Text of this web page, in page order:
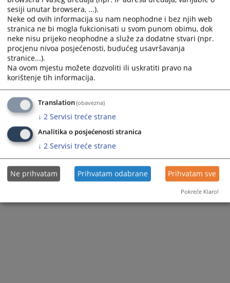
2358PREGLEDA
sesiji unutar browsera, ...).
Neke od ovih informacija su nam neophodne i bez njih web
stranica ne bi mogla fukcionisati u svom punom obimu, dok
neke nisu prijeko neophodne a služe za dodatne stvari (npr.
procjenu nivoa posjećenosti, budućeg usavršavanja
stranice...).
Na ovom mjestu možete dozvoliti ili uskratiti pravo na
korištenje tih informacija.
Translation(obavezna)
↓ 2 Servisi treće strane
Analitika o posjećenosti stranica
↓ 2 Servisi treće strane
Ne prihvatam Prihvatam odabrane Prihvatam sve
Pokreće Klaro!